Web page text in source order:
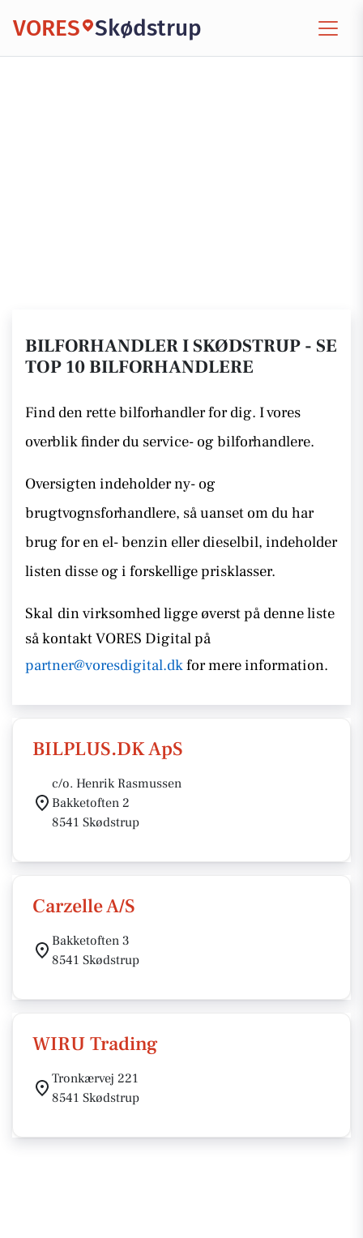
VORES Skødstrup
BILFORHANDLER I SKØDSTRUP - SE
TOP 10 BILFORHANDLERE
Find den rette bilforhandler for dig. I vores
overblik finder du service- og bilforhandlere.
Oversigten indeholder ny- og
brugtvognsforhandlere, så uanset om du har
brug for en el- benzin eller dieselbil, indeholder
listen disseog i forskellige prisklasser.
Skal din virksomhed ligge øverst på denne liste
så kontaktVORES Digital på
partner@voresdigital.dkfor mere information.
BILPLUS.DK ApS
c/o. Henrik Rasmussen
Bakketoften 2
8541 Skødstrup
Carzelle A/S
Bakketoften 3
8541 Skødstrup
WIRU Trading
Tronkærvej 221
8541 Skødstrup